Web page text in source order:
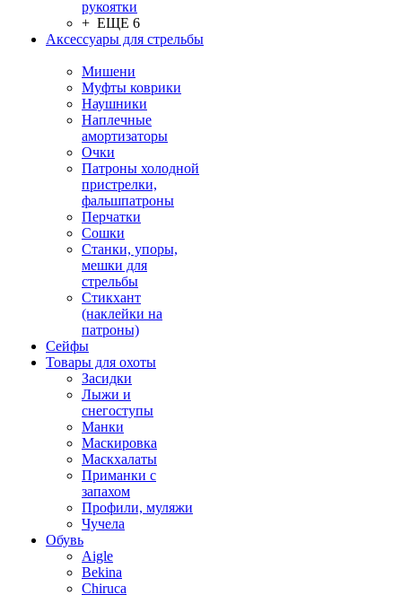
рукоятки
+ ЕЩЕ 6
Аксессуары для стрельбы
Мишени
Муфты коврики
Наушники
Наплечные
амортизаторы
Очки
Патроны холодной
пристрелки,
фальшпатроны
Перчатки
Сошки
Станки, упоры,
мешки для
стрельбы
Стикхант
(наклейки на
патроны)
Сейфы
Товары для охоты
Засидки
Лыжи и
снегоступы
Манки
Маскировка
Маскхалаты
Приманки с
запахом
Профили, муляжи
Чучела
Обувь
Aigle
Bekina
Chiruсa